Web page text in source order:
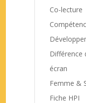
Co-lecture
Différence
écran
Femme &
Fiche HPI